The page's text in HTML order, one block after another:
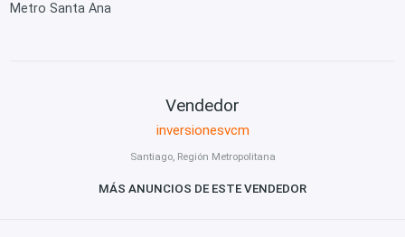
Metro Santa Ana
Vendedor
inversionesvcm
Santiago, Región Metropolitana
MÁS ANUNCIOS DE ESTE VENDEDOR